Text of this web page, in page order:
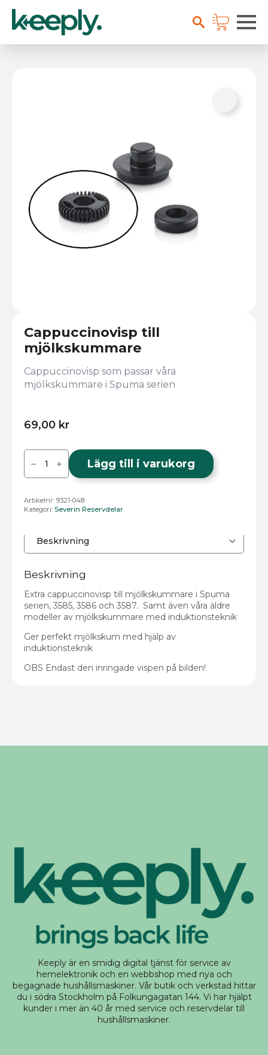
Cappuccinovisp till
mjölkskummare
Cappuccinovisp som passar våra
mjölkskummare i Spuma serien
69,00 kr
Cappuccinovisp
till
mjölkskummare
mängd
Lägg till i varukorg
Artikelnr: 9321-048
Kategori: Severin Reservdelar
Beskrivning
Extra cappuccinovisp till mjölkskummare i Spuma
serien, 3585, 3586 och 3587. Samt även våra äldre
modeller av mjölkskummare med induktionsteknik
Ger perfekt mjölkskum med hjälp av
induktionsteknik
OBS Endast den inringade vispen på bilden!
Keeply är en smidig digital tjänst för service av
hemelektronik och en webbshop med nya och
begagnade hushållsmaskiner. Vår butik och verkstad hittar
du i södra Stockholm på Folkungagatan 144. Vi har hjälpt
kunder i mer än 40 år med service och reservdelar till
hushållsmaskiner.